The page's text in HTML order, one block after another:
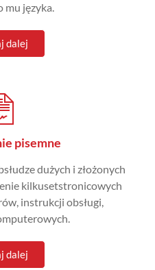
mu języka.
dalej
pisemne
dużych i złożonych
kilkusetstronicowych
instrukcji obsługi,
dalej